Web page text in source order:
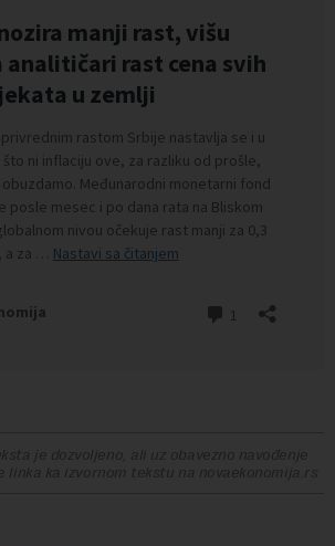
je dozvoljeno, ali uz obavezno navođenje
linka ka izvornom tekstu na novaekonomija.rs